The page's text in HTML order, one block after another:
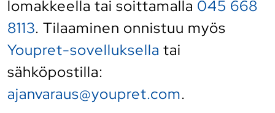
lomakkeella tai soittamalla 045 668
8113. Tilaaminen onnistuu myös
Youpret-sovelluksella tai
sähköpostilla:
ajanvaraus@youpret.com.